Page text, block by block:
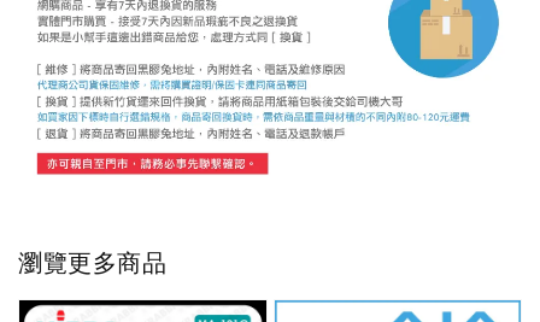
瀏覽更多商品